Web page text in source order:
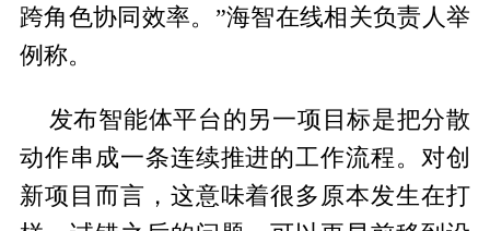
跨角色协同效率。”海智在线相关负责人举
例称。
发布智能体平台的另一项目标是把分散
动作串成一条连续推进的工作流程。对创
新项目而言，这意味着很多原本发生在打